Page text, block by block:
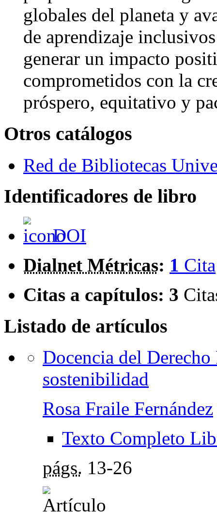
globales del planeta y
de aprendizaje
generar un impacto
comprometidos con la
próspero, equitativo y
Otros catálogos
Red de Bibliotecas
Identificadores de libro
DOI
Dialnet Métricas: 1 Cita
Citas a capítulos: 3
Listado de artículos
Docencia del
sostenibilidad
Rosa Fraile Fernández
Texto Completo
págs. 13-26